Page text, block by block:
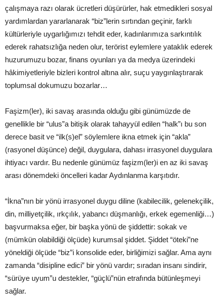
çalışmaya razı olarak ücretleri düşürürler, hak etmedikleri sosyal
yardımlardan yararlanarak “biz”lerin sırtından geçinir, farklı
kültürleriyle uygarlığımızı tehdit eder, kadınlarımıza sarkıntılık
ederek rahatsızlığa neden olur, terörist eylemlere yataklık ederek
huzurumuzu bozar, finans oyunları ya da medya üzerindeki
hâkimiyetleriyle bizleri kontrol altına alır, suçu yaygınlaştırarak
toplumsal dokumuzu bozarlar…
Faşizm(ler), iki savaş arasında olduğu gibi günümüzde de
genellikle bir “ulus”a bitişik olarak tahayyül edilen “halk”ı bu son
derece basit ve “ilk(s)el” söylemlere ikna etmek için “akla”
(rasyonel düşünce) değil, duygulara, dahası irrasyonel duygulara
ihtiyacı vardır. Bu nedenle günümüz faşizm(ler)i en az iki savaş
arası dönemdeki öncelleri kadar Aydınlanma karşıtıdır.
“İkna”nın bir yönü irrasyonel duygu diline (kabilecilik, gelenekçilik,
din, milliyetçilik, ırkçılık, yabancı düşmanlığı, erkek egemenliği…)
başvurmaksa eğer, bir başka yönü de şiddettir: sokak ve
(mümkün olabildiği ölçüde) kurumsal şiddet. Şiddet “öteki”ne
yöneldiği ölçüde “biz”i konsolide eder, birliğimizi sağlar. Ama aynı
zamanda “disipline edici” bir yönü vardır; sıradan insanı sindirir,
“sürüye uyum”u destekler, “güçlü”nün etrafında bütünleşmeyi
sağlar.